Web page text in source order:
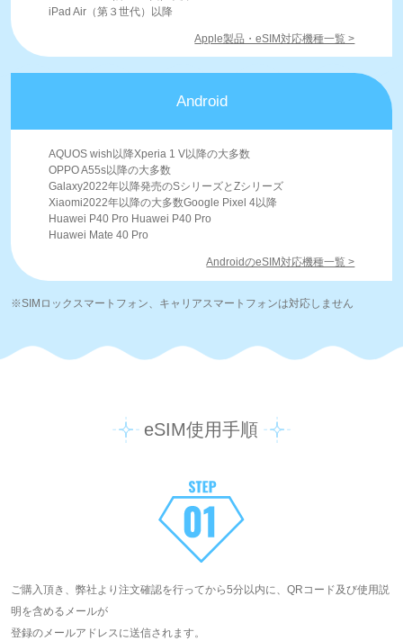
iPad Air（第３世代）以降
Apple製品・eSIM対応機種一覧 >
Android
AQUOS wish以降Xperia 1 V以降の大多数
OPPO A55s以降の大多数
Galaxy2022年以降発売のSシリーズとZシリーズ
Xiaomi2022年以降の大多数Google Pixel 4以降
Huawei P40 Pro Huawei P40 Pro
Huawei Mate 40 Pro
AndroidのeSIM対応機種一覧 >
※SIMロックスマートフォン、キャリアスマートフォンは対応しません
eSIM使用手順
ご購入頂き、弊社より注文確認を行ってから5分以内に、QRコード及び使用説
明を含めるメールが
登録のメールアドレスに送信されます。